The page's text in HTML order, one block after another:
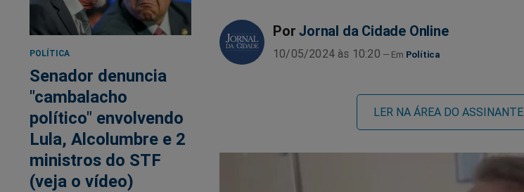
POLÍTICA
Senador denuncia
"cambalacho
político" envolvendo
Lula, Alcolumbre e 2
ministros do STF
(veja o vídeo)
Por Jornal da Cidade Online
10/05/2024 às 10:20 Política
LER NA ÁREA DO ASSINANTE